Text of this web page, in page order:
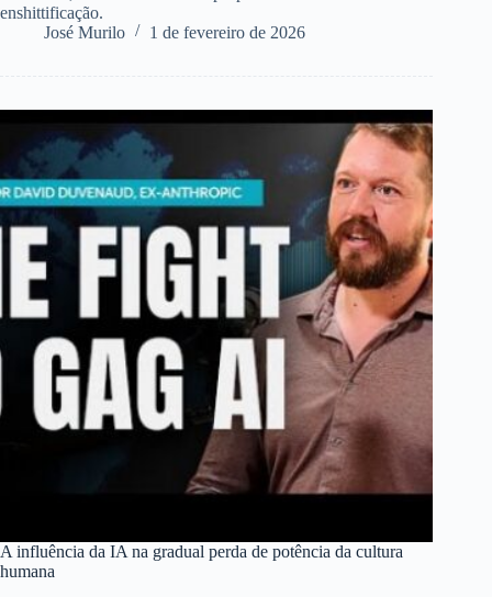
enshittificação.
José Murilo
1 de fevereiro de 2026
A influência da IA na gradual perda de potência da cultura
humana